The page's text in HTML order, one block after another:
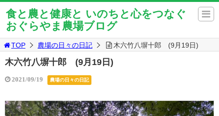
食と農と健康と いのちと心をつなぐ
おぐらやま農場ブログ
TOP 農場の日々の日記 木六竹八塀十郎 (9月19日)
木六竹八塀十郎 (9月19日)
2021/09/19 農場の日々の日記